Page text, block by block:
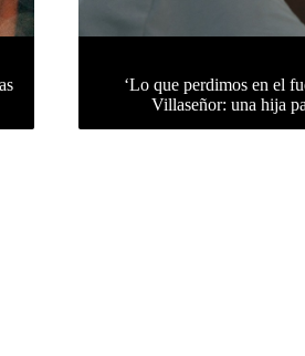
‘Lo que perdimos en el
Villaseñor: una hija